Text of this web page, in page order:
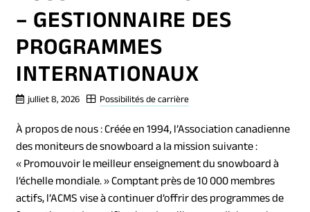
– GESTIONNAIRE DES
PROGRAMMES
INTERNATIONAUX
julliet 8, 2026 Possibilités de carrière
À propos de nous : Créée en 1994, l’Association canadienne
des moniteurs de snowboard a la mission suivante :
« Promouvoir le meilleur enseignement du snowboard à
l’échelle mondiale. » Comptant près de 10 000 membres
actifs, l’ACMS vise à continuer d’offrir des programmes de